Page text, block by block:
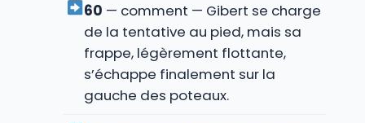
60 — comment — Gibert se charge
de la tentative au pied, mais sa
frappe, légèrement flottante,
s’échappe finalement sur la
gauche des poteaux.